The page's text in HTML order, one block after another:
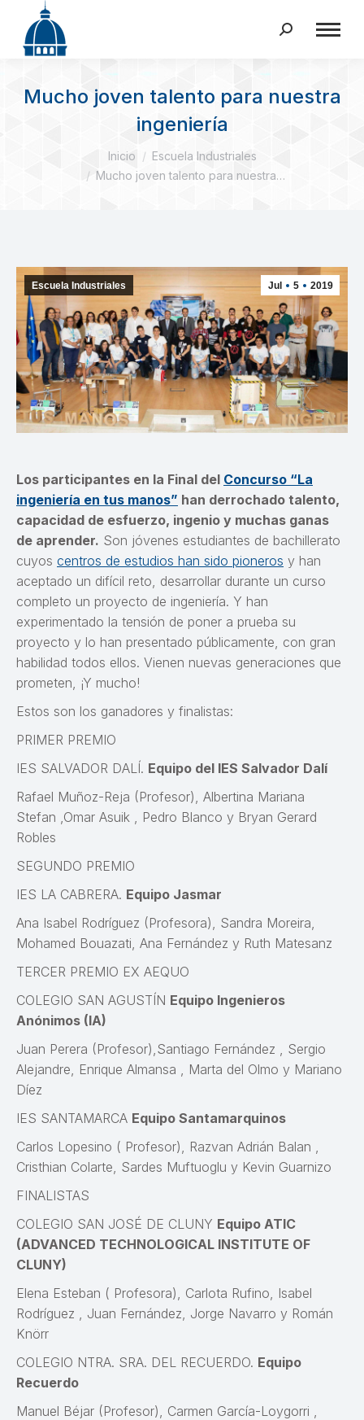
Buscar:
Mucho joven talento para nuestra
ingeniería
Inicio
Escuela Industriales
Mucho joven talento para nuestra…
Jul 5 2019
Escuela Industriales
Los participantes en la Final del Concurso “La
ingeniería en tus manos” han derrochado talento,
capacidad de esfuerzo, ingenio y muchas ganas
de aprender. Son jóvenes estudiantes de bachillerato
cuyos centros de estudios han sido pioneros y han
aceptado un difícil reto, desarrollar durante un curso
completo un proyecto de ingeniería. Y han
experimentado la tensión de poner a prueba su
proyecto y lo han presentado públicamente, con gran
habilidad todos ellos. Vienen nuevas generaciones que
prometen, ¡Y mucho!
Estos son los ganadores y finalistas:
PRIMER PREMIO
IES SALVADOR DALÍ. Equipo del IES Salvador Dalí
Rafael Muñoz-Reja (Profesor), Albertina Mariana
Stefan ,Omar Asuik , Pedro Blanco y Bryan Gerard
Robles
SEGUNDO PREMIO
IES LA CABRERA. Equipo Jasmar
Ana Isabel Rodríguez (Profesora), Sandra Moreira,
Mohamed Bouazati, Ana Fernández y Ruth Matesanz
TERCER PREMIO EX AEQUO
COLEGIO SAN AGUSTÍN Equipo Ingenieros
Anónimos (IA)
Juan Perera (Profesor),Santiago Fernández , Sergio
Alejandre, Enrique Almansa , Marta del Olmo y Mariano
Díez
IES SANTAMARCA Equipo Santamarquinos
Carlos Lopesino ( Profesor), Razvan Adrián Balan ,
Cristhian Colarte, Sardes Muftuoglu y Kevin Guarnizo
FINALISTAS
COLEGIO SAN JOSÉ DE CLUNY Equipo ATIC
(ADVANCED TECHNOLOGICAL INSTITUTE OF
CLUNY)
Elena Esteban ( Profesora), Carlota Rufino, Isabel
Rodríguez , Juan Fernández, Jorge Navarro y Román
Knörr
COLEGIO NTRA. SRA. DEL RECUERDO. Equipo
Recuerdo
Manuel Béjar (Profesor), Carmen García-Loygorri ,